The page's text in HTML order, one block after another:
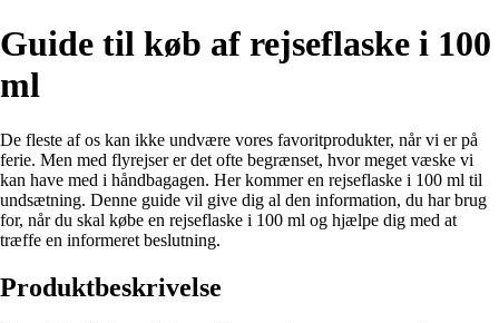
Guide til køb af rejseflaske i 100
ml
De fleste af os kan ikke undvære vores favoritprodukter, når vi er på
ferie. Men med flyrejser er det ofte begrænset, hvor meget væske vi
kan have med i håndbagagen. Her kommer en rejseflaske i 100 ml til
undsætning. Denne guide vil give dig al den information, du har brug
for, når du skal købe en rejseflaske i 100 ml og hjælpe dig med at
træffe en informeret beslutning.
Produktbeskrivelse